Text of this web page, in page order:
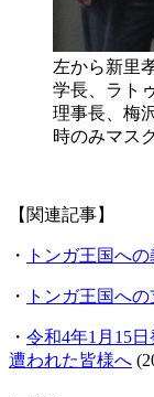
左から新里
学長、ラト
理事長、梅
時のみマス
【関連記事】
・ トンガ王国へ
・ トンガ王国へ
・ 令和4年1月15
遭われた皆様へ